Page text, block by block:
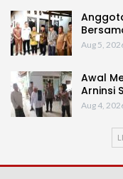
Aug 5,
Awal
Arninsi
Aug 4,